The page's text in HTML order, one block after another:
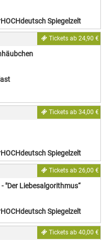
Spiegelzelt
Tickets ab 24,90 €
Tickets ab 34,00 €
Spiegelzelt
Tickets ab 26,00 €
"Der Liebesalgorithmus“
Spiegelzelt
Tickets ab 40,00 €